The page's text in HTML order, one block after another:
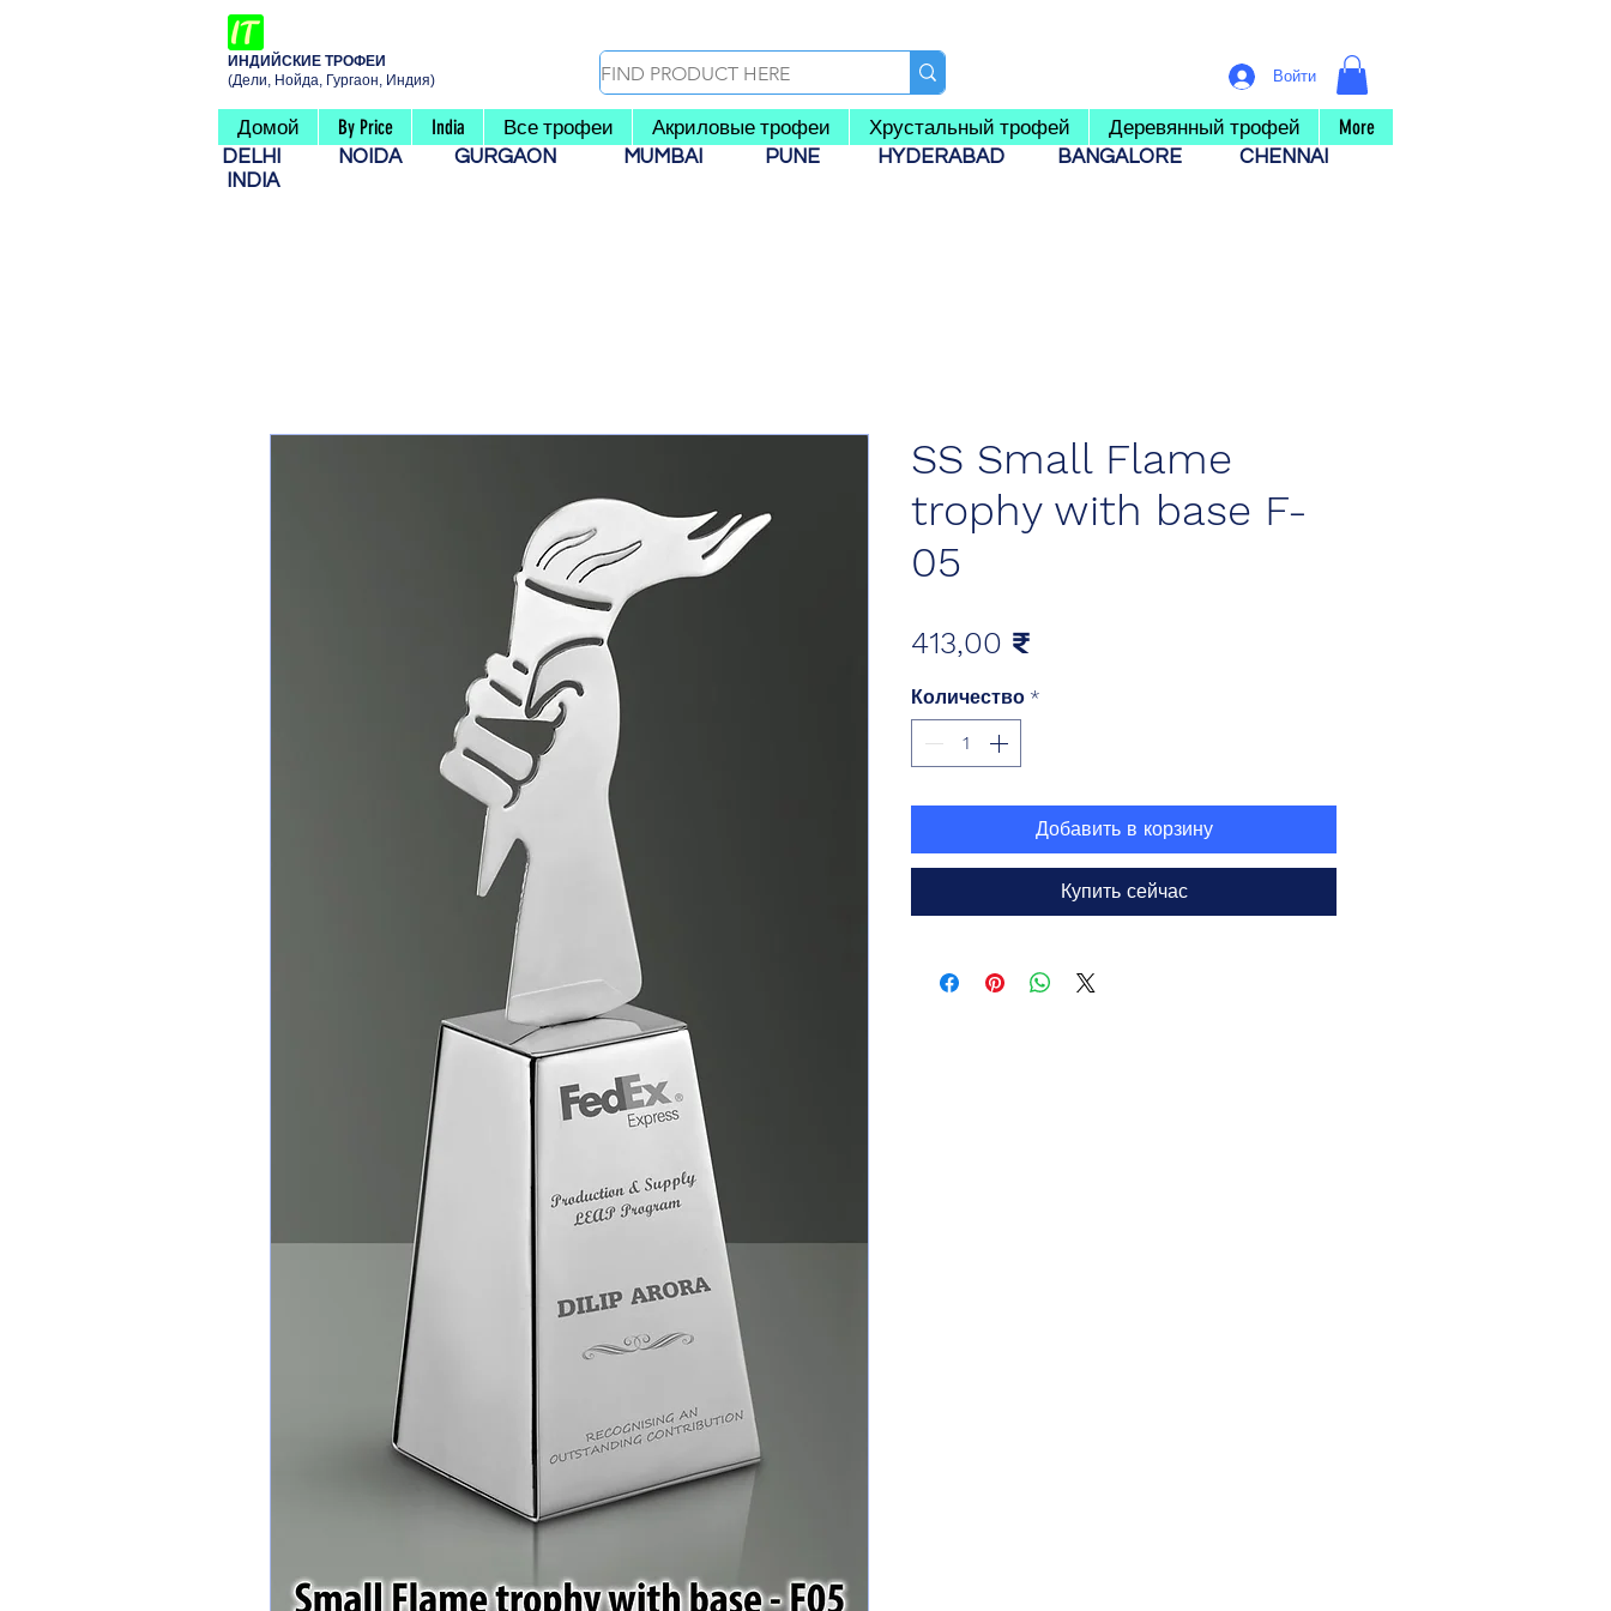
ИНДИЙСКИЕ ТРОФЕИ
(Дели, Нойда, Гургаон, Индия)
Войти
Домой By Price India Все трофеи Акриловые трофеи Хрустальный трофей Деревянный трофей More
DELHI NOIDA GURGAON MUMBAI PUNE HYDERABAD BANGALORE
CHENNAI
INDIA
SS Small Flame
trophy with base F-
05
413,00 ₹
Количество *
Добавить в корзину
Купить сейчас